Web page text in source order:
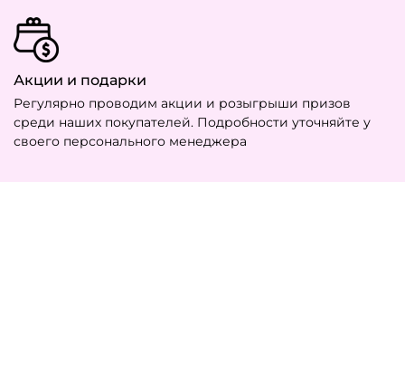
Акции и подарки
Регулярно проводим акции и розыгрыши призов
среди наших покупателей. Подробности уточняйте у
своего персонального менеджера